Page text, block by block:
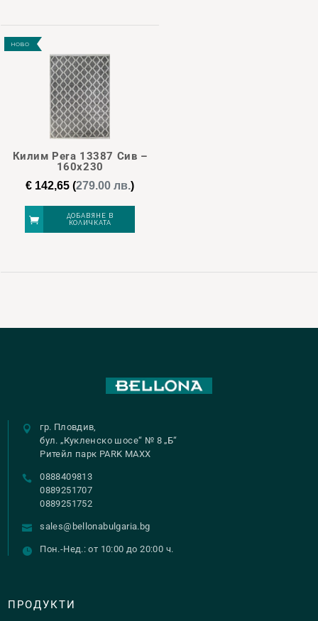
НОВО
Килим Pera 13387 Сив –
160х230
€ 142,65 (279.00 лв.)
ДОБАВЯНЕ В
КОЛИЧКАТА
гр. Пловдив,
бул. „Кукленско шосе“ № 8 „Б“
Ритейл парк PARK MAXX
0888409813
0889251707
0889251752
sales@bellonabulgaria.bg
Пон.-Нед.: от 10:00 до 20:00 ч.
ПРОДУКТИ